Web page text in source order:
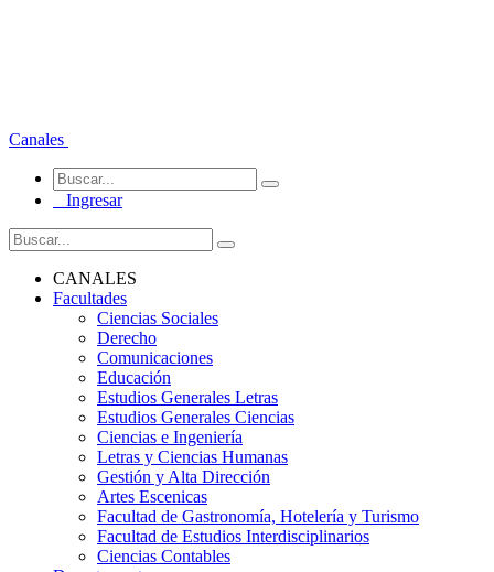
Canales
Ingresar
CANALES
Facultades
Ciencias Sociales
Derecho
Comunicaciones
Educación
Estudios Generales Letras
Estudios Generales Ciencias
Ciencias e Ingeniería
Letras y Ciencias Humanas
Gestión y Alta Dirección
Artes Escenicas
Facultad de Gastronomía, Hotelería y Turismo
Facultad de Estudios Interdisciplinarios
Ciencias Contables